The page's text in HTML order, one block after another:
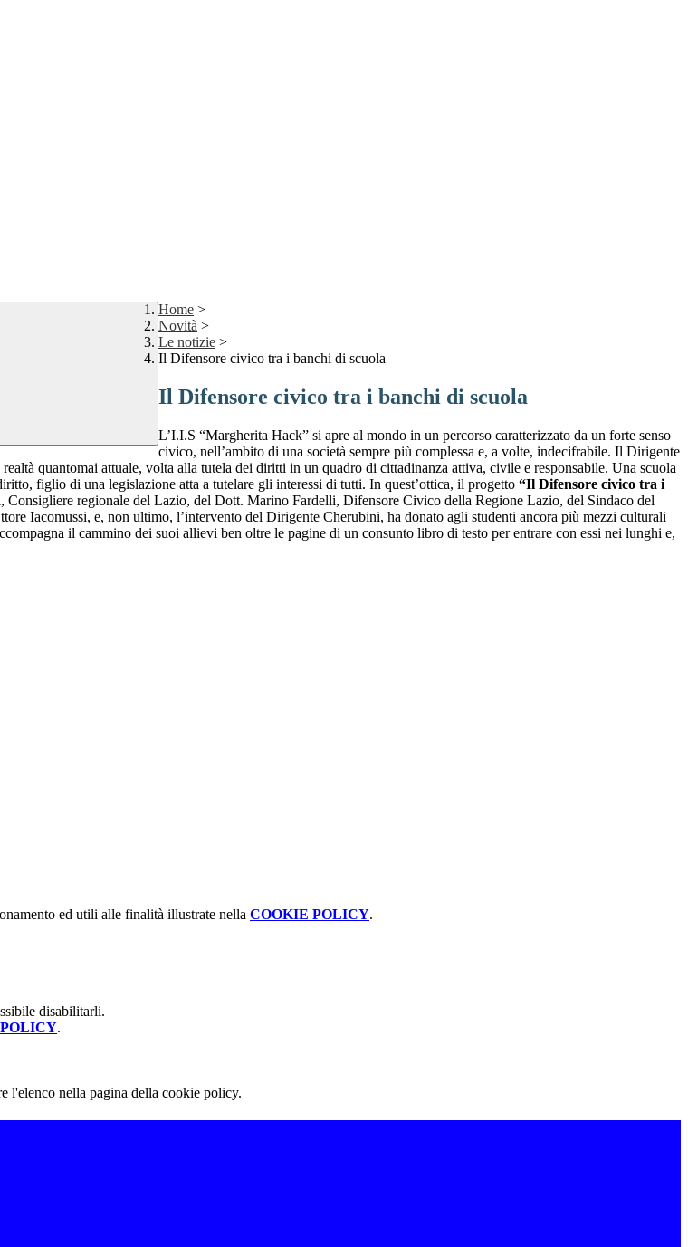
Home >
Novità >
Le notizie >
Il Difensore civico tra i banchi di scuola
Il Difensore civico tra i banchi di scuola
L’I.I.S “Margherita Hack” si apre al mondo in un percorso caratterizzato da un forte senso
civico, nell’ambito di una società sempre più complessa e, a volte, indecifrabile. Il Dirigente
quantomai attuale, volta alla tutela dei diritti in un quadro di cittadinanza attiva, civile e responsabile. Una scuola
figlio di una legislazione atta a tutelare gli interessi di tutti. In quest’ottica, il progetto “Il Difensore civico tra i
regionale del Lazio, del Dott. Marino Fardelli, Difensore Civico della Regione Lazio, del Sindaco del
Iacomussi, e, non ultimo, l’intervento del Dirigente Cherubini, ha donato agli studenti ancora più mezzi culturali
il cammino dei suoi allievi ben oltre le pagine di un consunto libro di testo per entrare con essi nei lunghi e,
ed utili alle finalità illustrate nella COOKIE POLICY.
disabilitarli.
.
l'elenco nella pagina della cookie policy.